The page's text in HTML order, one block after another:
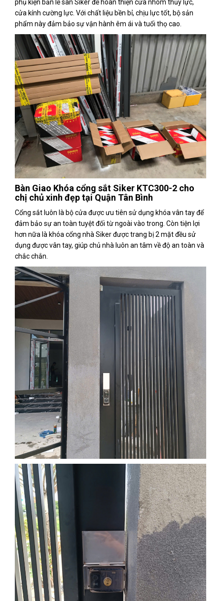
phụ kiện bản lề sàn Siker để hoàn thiện cửa nhôm thủy lực,
cửa kính cường lực. Với chất liệu bền bỉ, chịu lực tốt, bộ sản
phẩm này đảm bảo sự vận hành êm ái và tuổi thọ cao.
Bàn Giao Khóa cổng sắt Siker KTC300-2 cho
chị chủ xinh đẹp tại Quận Tân Bình
Cổng sắt luôn là bộ cửa được ưu tiên sử dụng khóa vân tay để
đảm bảo sự an toàn tuyệt đối từ ngoài vào trong. Còn tiện lợi
hơn nữa là khóa cổng nhà Siker được trang bị 2 mặt đều sử
dụng được vân tay, giúp chủ nhà luôn an tâm về độ an toàn và
chắc chắn.